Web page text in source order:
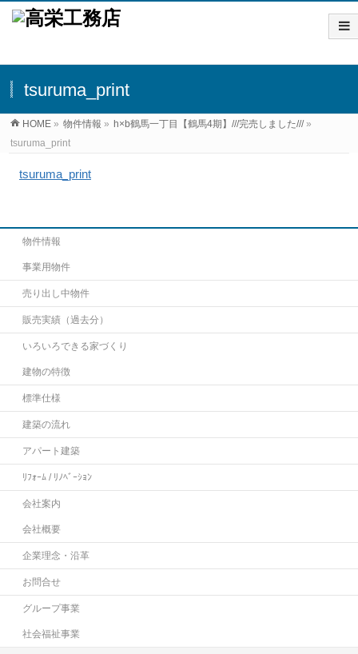
tsuruma_print
HOME » 物件情報 » h×b鶴馬一丁目【鶴馬4期】///完売しました///»
tsuruma_print
tsuruma_print
物件情報
事業用物件
売り出し中物件
販売実績（過去分）
いろいろできる家づくり
建物の特徴
標準仕様
建築の流れ
アパート建築
ﾘﾌｫｰﾑ / ﾘﾉﾍﾞｰｼｮﾝ
会社案内
会社概要
企業理念・沿革
お問合せ
グループ事業
社会福祉事業